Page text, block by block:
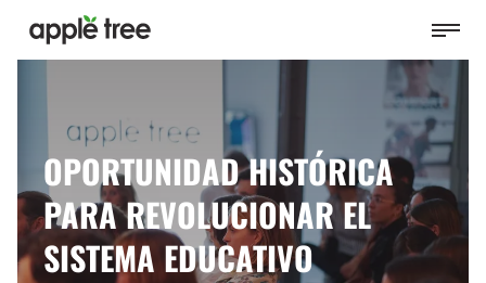
OPORTUNIDAD HISTÓRICA
PARA REVOLUCIONAR EL
SISTEMA EDUCATIVO